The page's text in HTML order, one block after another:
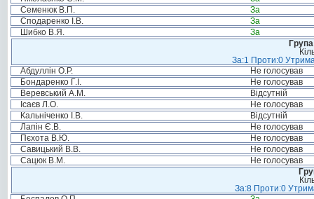
Семенюк В.П.
За
Сподаренко І.В.
За
Шибко В.Я.
За
За:1 Проти:0
Абдуллін О.Р.
Не голосував
Бондаренко Г.І.
Не голосував
Веревський А.М.
Відсутній
Ісаєв Л.О.
Не голосував
Кальніченко І.В.
Відсутній
Лапін Є.В.
Не голосував
Пєхота В.Ю.
Не голосував
Савицький В.В.
Не голосував
Сацюк В.М.
Не голосував
За:8 Проти:0